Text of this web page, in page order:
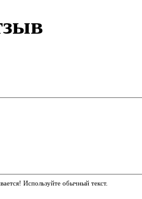
Используйте обычный текст.